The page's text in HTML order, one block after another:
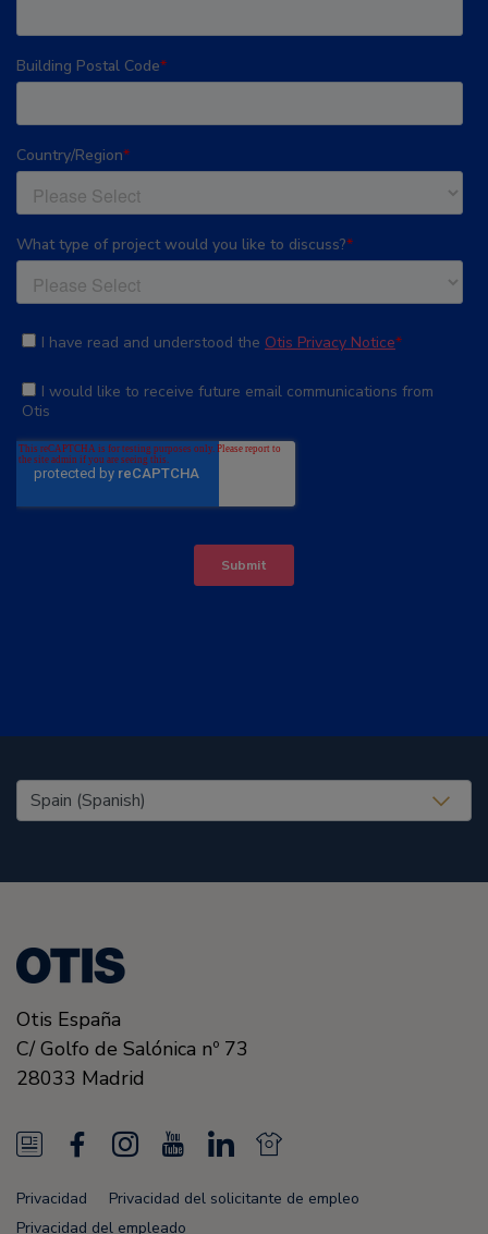
United States (EN)
Otis España
C/ Golfo de Salónica nº 73
28033 Madrid
N
e
w
c
I
n
s
o
L
N
e
Privacidad
Privacidad del solicitante de empleo
Privacidad del empleado